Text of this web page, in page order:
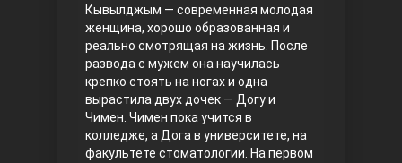
Правосyдие
Кывылджым — современная молодая
женщина, хорошо образованная и
реально смотрящая на жизнь. После
развода с мужем она научилась
крепко стоять на ногах и одна
вырастила двух дочек — Догу и
Чимен. Чимен пока учится в
колледже, а Дога в университете, на
факультете стоматологии. На первом